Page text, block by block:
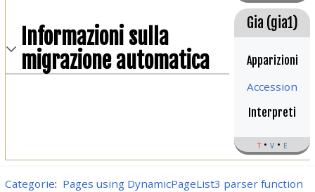
Gia (gia1)
Apparizioni
Accession
Interpreti
t v e
Informazioni sulla
migrazione automatica
Categorie: Pages using DynamicPageList3 parser function